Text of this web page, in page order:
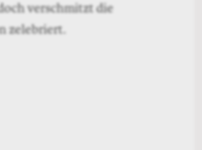
verschmitzt die
zelebriert.